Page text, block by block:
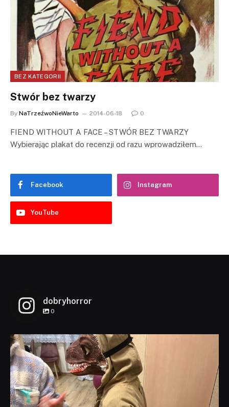
BEZ KATEGORII
Stwór bez twarzy
By NaTrzeźwoNieWarto 2014-06-18 0
FIEND WITHOUT A FACE – STWÓR BEZ TWARZY
Wybierając plakat do recenzji od razu wprowadziłem…
Facebook Instagram
YouTube
dobryhorror
0
dobryhorror
Lis 1